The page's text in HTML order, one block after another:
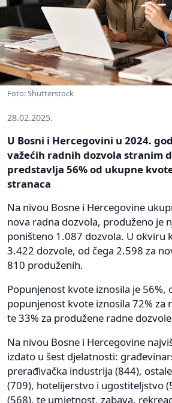
Foto: Shutterstock
28.02.2025.
U Bosni i Hercegovini u 2024.
važećih radnih dozvola stranim
predstavlja 56% od ukupne
stranaca
Na nivou Bosne i Hercegovine
nova radna dozvola, produženo je
poništeno 1.087 dozvola. U okviru
3.422 dozvole, od čega 2.598 za
810 produženih.
Popunjenost kvote iznosila je 56%,
popunjenost kvote iznosila 72% za
te 33% za produžene radne
Na nivou Bosne i Hercegovine
izdato u šest djelatnosti:
prerađivačka industrija (844),
(709), hotelijerstvo i ugostiteljstvo
(568), te umjetnost, zabava,